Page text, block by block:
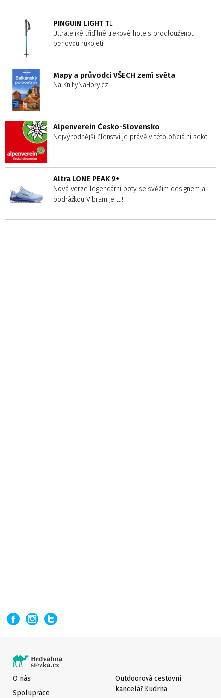
PINGUIN LIGHT TL
Ultralehké třídílné trekové hole s prodlouženou
pěnovou rukojetí.
Mapy a průvodci VŠECH zemí světa
Na KnihyNaHory.cz
Alpenverein Česko-Slovensko
Nejvýhodnější členství je právě v této oficiální sekci
Altra LONE PEAK 9+
Nová verze legendární boty se svěžím designem a
podrážkou Vibram je tu!
O nás
Spolupráce
Outdoorová cestovní
kancelář Kudrna